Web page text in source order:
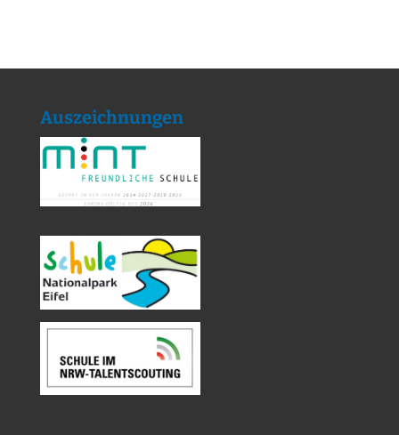
Auszeichnungen